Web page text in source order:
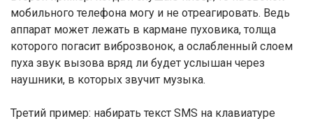
мобильного телефона могу и не отреагировать. Ведь
аппарат может лежать в кармане пуховика, толща
которого погасит виброзвонок, а ослабленный слоем
пуха звук вызова вряд ли будет услышан через
наушники, в которых звучит музыка.
Третий пример: набирать текст SMS на клавиатуре